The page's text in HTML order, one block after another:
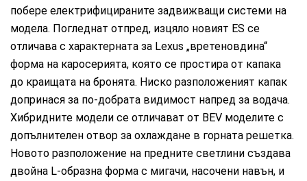
побере електрифицираните задвижващи системи на
модела. Погледнат отпред, изцяло новият ES се
отличава с характерната за Lexus „вретеновдина“
форма на каросерията, която се простира от капака
до краищата на бронята. Ниско разположеният капак
допринася за по-добрата видимост напред за водача.
Хибридните модели се отличават от BEV моделите с
допълнителен отвор за охлаждане в горната решетка.
Новото разположение на предните светлини създава
двойна L-образна форма с мигачи, насочени навън, и